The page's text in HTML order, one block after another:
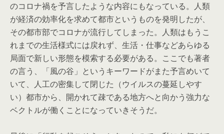
のコロナ禍を予言したような内容にもなっている。人類
が経済の効率化を求めて都市というものを発明したが、
その都市部でコロナが流行してしまった。人類はもうこ
れまでの生活様式には戻れず、生活・仕事などあらゆる
局面で新しい形態を模索する必要がある。ここでも著者
の言う、「風の谷」というキーワードがまた予言めいて
いて、人工の密集して閉じた（ウイルスの蔓延しやす
い）都市から、開かれて疎である地方へと向かう強力な
ベクトルが働くことになっていきそうだ。